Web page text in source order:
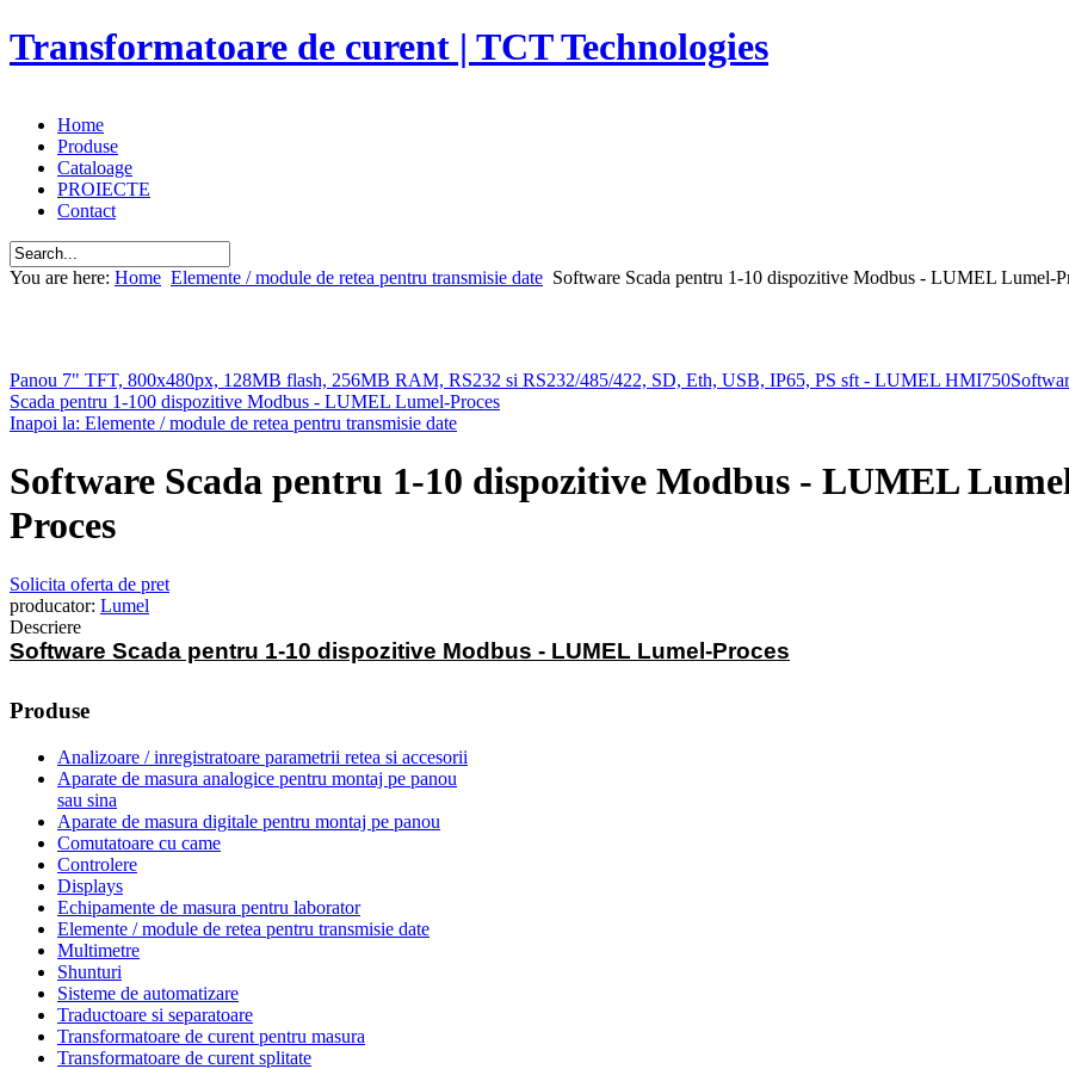
Transformatoare de curent | TCT Technologies
Home
Produse
Cataloage
PROIECTE
Contact
You are here: Home Elemente / module de retea pentru transmisie date Software Scada pentru 1-10 dispozitive Modbus - LUMEL Lumel-
Panou 7" TFT, 800x480px, 128MB flash, 256MB RAM, RS232 si RS232/485/422, SD, Eth, USB, IP65, PS sft - LUMEL HMI750
Scada pentru 1-100 dispozitive Modbus - LUMEL Lumel-Proces
Inapoi la: Elemente / module de retea pentru transmisie date
Software Scada pentru 1-10 dispozitive Modbus - LUMEL
Proces
Solicita oferta de pret
producator: Lumel
Descriere
Software Scada pentru 1-10 dispozitive Modbus - LUMEL Lumel-Proces
Produse
Analizoare / inregistratoare parametrii retea si accesorii
Aparate de masura analogice pentru montaj pe panou
sau sina
Aparate de masura digitale pentru montaj pe panou
Comutatoare cu came
Controlere
Displays
Echipamente de masura pentru laborator
Elemente / module de retea pentru transmisie date
Multimetre
Shunturi
Sisteme de automatizare
Traductoare si separatoare
Transformatoare de curent pentru masura
Transformatoare de curent splitate